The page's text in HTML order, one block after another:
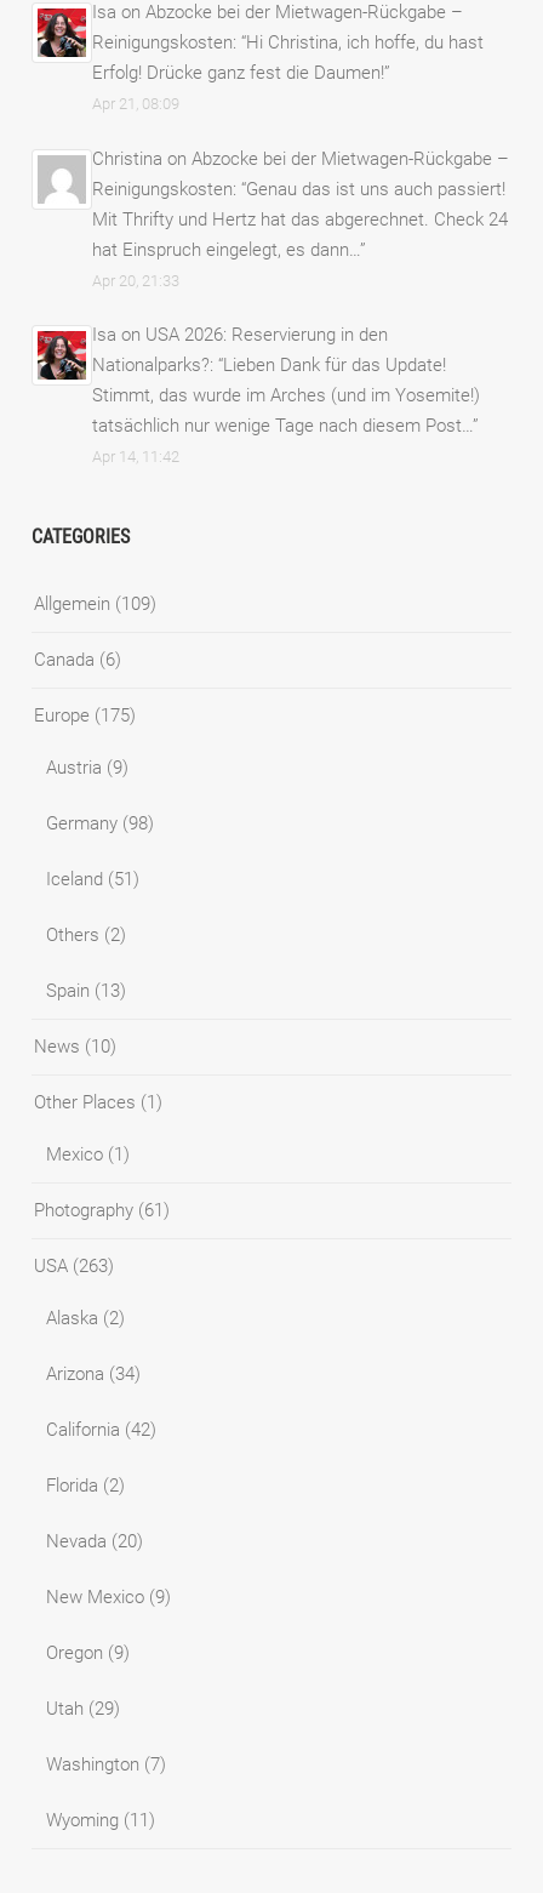
Isa onAbzocke bei der Mietwagen-Rückgabe –
Reinigungskosten: “Hi Christina, ich hoffe, du hast
Erfolg! Drücke ganz fest die Daumen!”
Apr 21, 08:09
Christina onAbzocke bei der Mietwagen-Rückgabe –
Reinigungskosten: “Genau das ist uns auch passiert!
Mit Thrifty und Hertz hat das abgerechnet. Check 24
hat Einspruch eingelegt, es dann…”
Apr 20, 21:33
Isa on USA 2026: Reservierung in den
Nationalparks?: “Lieben Dank für das Update!
Stimmt, das wurde im Arches (und im Yosemite!)
tatsächlich nur wenige Tage nach diesem Post…”
Apr 14, 11:42
CATEGORIES
Allgemein (109)
Canada (6)
Europe (175)
Austria (9)
Germany (98)
Iceland (51)
Others (2)
Spain (13)
News (10)
Other Places (1)
Mexico (1)
Photography (61)
USA (263)
Alaska (2)
Arizona (34)
California (42)
Florida (2)
Nevada (20)
New Mexico (9)
Oregon (9)
Utah (29)
Washington (7)
Wyoming (11)